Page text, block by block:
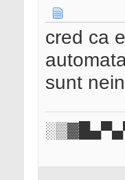
cred ca
sunt